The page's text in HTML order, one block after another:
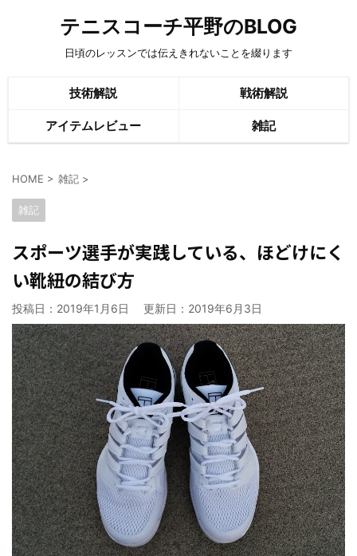
テニスコーチ平野のBLOG
日頃のレッスンでは伝えきれないことを綴ります
技術解説 戦術解説
アイテムレビュー 雑記
HOME > 雑記 >
雑記
スポーツ選手が実践している、ほどけにく
い靴紐の結び方
投稿日：2019年1月6日 更新日： 2019年6月3日